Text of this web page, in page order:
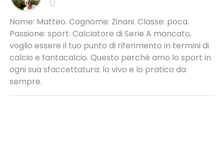
Nome: Matteo. Cognome: Zinani. Classe: poca.
Passione: sport. Calciatore di Serie A mancato,
voglio essere il tuo punto di riferimento in termini di
calcio e fantacalcio. Questo perché amo lo sport in
ogni sua sfaccettatura: lo vivo e lo pratico da
sempre.